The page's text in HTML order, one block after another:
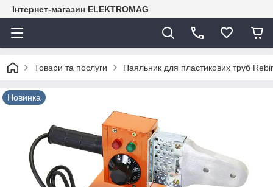
Інтернет-магазин ELEKTROMAG
Товари та послуги Паяльник для пластикових труб
Новинка